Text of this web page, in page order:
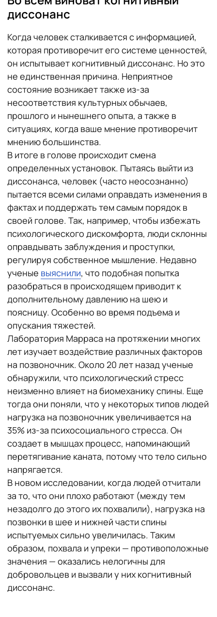
диссонанс
Когда человек сталкивается с информацией,
которая противоречит его системе ценностей,
он испытывает когнитивный диссонанс. Но это
не единственная причина. Неприятное
состояние возникает также из-за
несоответствия культурных обычаев,
прошлого и нынешнего опыта, а также в
ситуациях, когда ваше мнение противоречит
мнению большинства.
В итоге в голове происходит смена
определенных установок. Пытаясь выйти из
диссонанса, человек (часто неосознанно)
пытается всеми силами оправдать изменения в
фактах и поддержать тем самым порядок в
своей голове. Так, например, чтобы избежать
психологического дискомфорта, люди склонны
оправдывать заблуждения и проступки,
регулируя собственное мышление. Недавно
ученые выяснили, что подобная попытка
разобраться в происходящем приводит к
дополнительному давлению на шею и
поясницу. Особенно во время подъема и
опускания тяжестей.
Лаборатория Марраса на протяжении многих
лет изучает воздействие различных факторов
на позвоночник. Около 20 лет назад ученые
обнаружили, что психологический стресс
неизменно влияет на биомеханику спины. Еще
тогда они поняли, что у некоторых типов людей
нагрузка на позвоночник увеличивается на
35% из-за психосоциального стресса. Он
создает в мышцах процесс, напоминающий
перетягивание каната, потому что тело сильно
напрягается.
В новом исследовании, когда людей отчитали
за то, что они плохо работают (между тем
незадолго до этого их похвалили), нагрузка на
позвонки в шее и нижней части спины
испытуемых сильно увеличилась. Таким
образом, похвала и упреки — противоположные
значения — оказались нелогичны для
добровольцев и вызвали у них когнитивный
диссонанс.